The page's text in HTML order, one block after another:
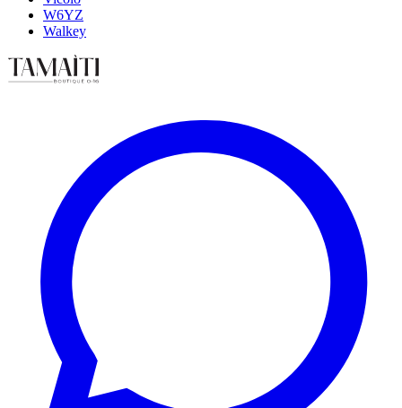
W6YZ
Walkey